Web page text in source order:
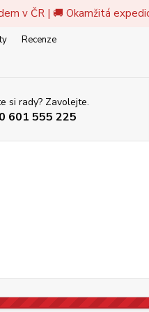
v ČR | 🚚 Okamžitá
Recenze
si rady? Zavolejte.
601 555 225